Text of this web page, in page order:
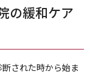
の緩和ケア
された時から始ま